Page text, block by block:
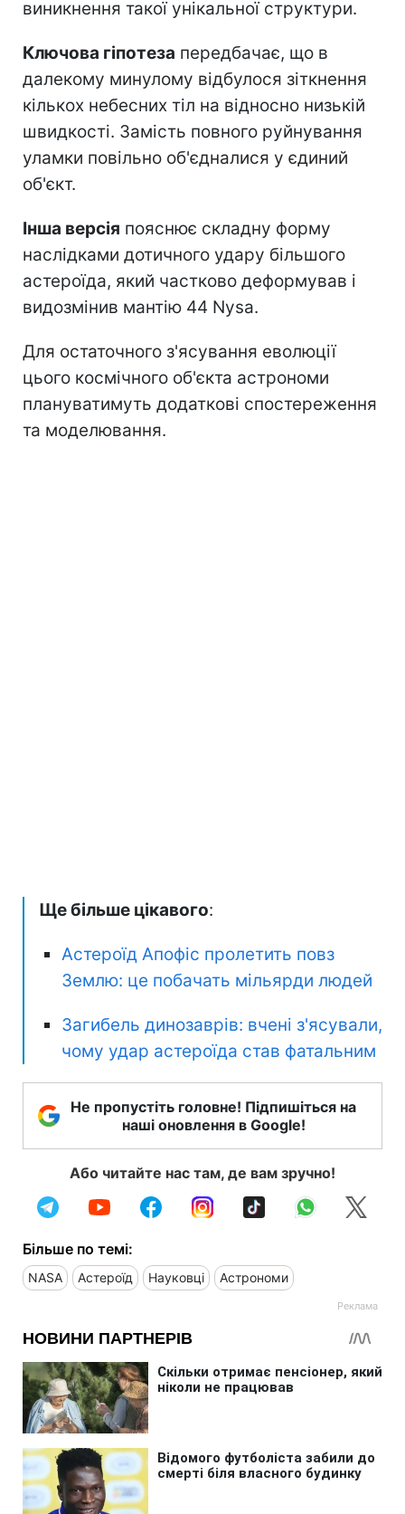
виникнення такої унікальної структури.
Ключова гіпотеза передбачає, що в
далекому минулому відбулося зіткнення
кількох небесних тіл на відносно низькій
швидкості. Замість повного руйнування
уламки повільно об'єдналися у єдиний
об'єкт.
Інша версія пояснює складну форму
наслідками дотичного удару більшого
астероїда, який частково деформував і
видозмінив мантію 44 Nysa.
Для остаточного з'ясування еволюції
цього космічного об'єкта астрономи
плануватимуть додаткові спостереження
та моделювання.
Ще більше цікавого:
Астероїд Апофіс пролетить повз
Землю: це побачать мільярди людей
Загибель динозаврів: вчені з'ясували,
чому удар астероїда став фатальним
Не пропустіть головне! Підпишіться на
наші оновлення в Google!
Або читайте нас там, де вам зручно!
Більше по темі:
NASA Астероїд Науковці Астрономи